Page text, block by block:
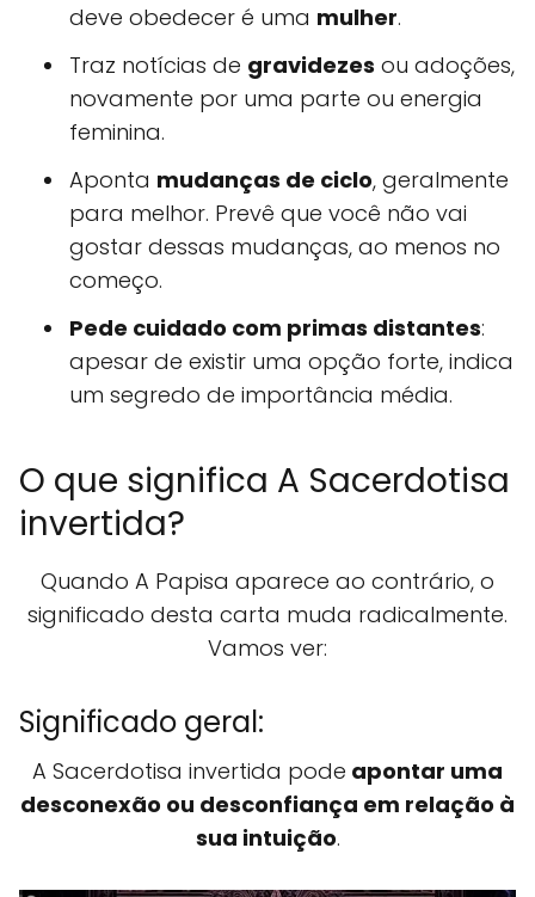
deve obedecer é uma mulher.
Traz notícias de gravidezes ou adoções,
novamente por uma parte ou energia
feminina.
Aponta mudanças de ciclo, geralmente
para melhor. Prevê que você não vai
gostar dessas mudanças, ao menos no
começo.
Pede cuidado com primas distantes:
apesar de existir uma opção forte, indica
um segredo de importância média.
O que significa A Sacerdotisa
invertida?
Quando A Papisa aparece ao contrário, o
significado desta carta muda radicalmente.
Vamos ver:
Significado geral:
A Sacerdotisa invertida pode apontar uma
desconexão ou desconfiança em relação à
sua intuição.